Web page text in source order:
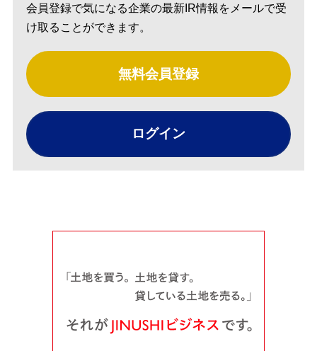
会員登録で気になる企業の最新IR情報をメールで受
け取ることができます。
無料会員登録
ログイン